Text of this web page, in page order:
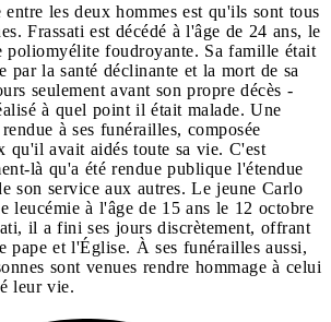
les deux hommes est qu'ils sont tous
Frassati est décédé à l'âge de 24 ans, le
poliomyélite foudroyante. Sa famille était
par la santé déclinante et la mort de sa
seulement avant son propre décès -
à quel point il était malade. Une
à ses funérailles, composée
qu'il avait aidés toute sa vie. C'est
là qu'a été rendue publique l'étendue
son service aux autres. Le jeune Carlo
leucémie à l'âge de 15 ans le 12 octobre
il a fini ses jours discrètement, offrant
pape et l'Église. À ses funérailles aussi,
sont venues rendre hommage à celui
leur vie.